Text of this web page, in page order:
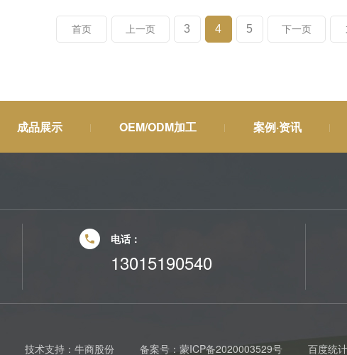
首页 上一页 3 4 5 下一页
成品展示 OEM/ODM加工 案例·资讯
电话：
13015190540
技术支持： 牛商股份 备案号： 蒙ICP备2020003529号 百度统计